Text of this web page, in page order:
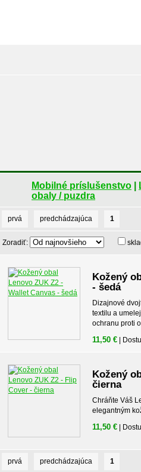
Mobilné príslušenstvo
obaly / puzdra
prvá predchádzajúca 1
Zoradiť:
Kožený
- šedá
Dizajnové
textilu a
ochranu proti
11,50 € |
Kožený
čierna
Chráňte Váš
elegantným
11,50 € |
prvá predchádzajúca 1